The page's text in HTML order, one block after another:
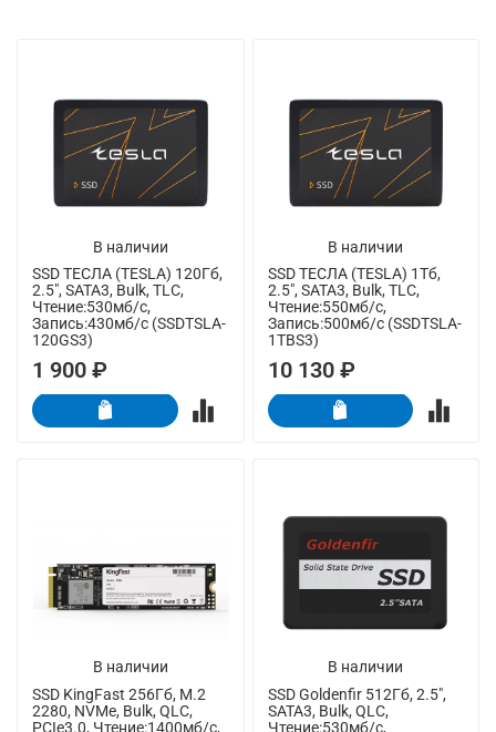
В наличии
SSD ТЕСЛА (TESLA) 120Гб,
2.5", SATA3, Bulk, TLC,
Чтение:530мб/с,
Запись:430мб/с (SSDTSLA-
120GS3)
1 900 ₽
В наличии
SSD ТЕСЛА (TESLA) 1Тб,
2.5", SATA3, Bulk, TLC,
Чтение:550мб/с,
Запись:500мб/с (SSDTSLA-
1TBS3)
10 130 ₽
В наличии
SSD KingFast 256Гб, M.2
2280, NVMe, Bulk, QLC,
PCIe3.0, Чтение:1400мб/с,
В наличии
SSD Goldenfir 512Гб, 2.5",
SATA3, Bulk, QLC,
Чтение:530мб/с,